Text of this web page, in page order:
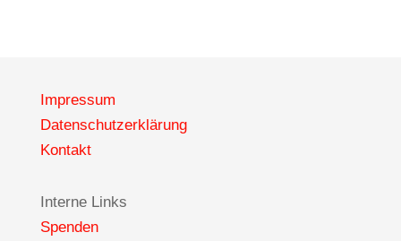
Impressum
Datenschutzerklärung
Kontakt
Interne Links
Spenden